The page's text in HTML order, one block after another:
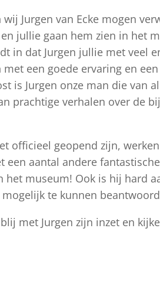
Jurgen van Ecke mogen
jullie gaan hem zien in het
in dat Jurgen jullie met veel
met een goede ervaring en
is Jurgen onze man die van
prachtige verhalen over de
officieel geopend zijn,
een aantal andere
het museum! Ook is hij hard
te kunnen
met Jurgen zijn inzet en